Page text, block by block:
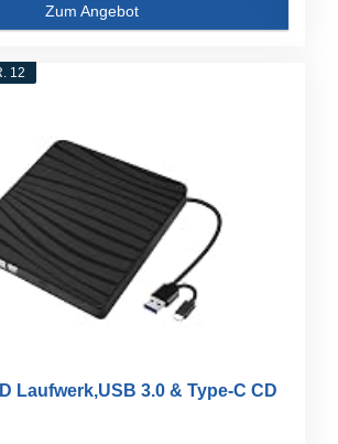
Zum Angebot
12
Laufwerk,USB 3.0 & Type-C CD